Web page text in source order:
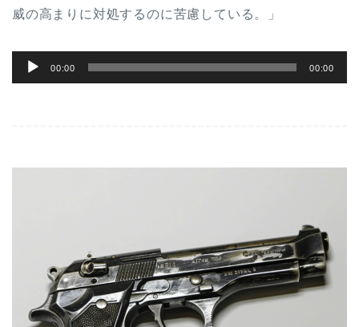
威の高まりに対処するのに苦慮している。」
声
00:00 00:00